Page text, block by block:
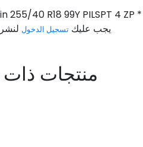
يجب عليكتسجيل الدخول
منتجات